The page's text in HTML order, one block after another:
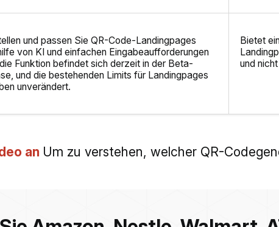
und passen Sie QR-Code-Landingpages
von KI und einfachen Eingabeaufforderungen
Funktion befindet sich derzeit in der Beta-
und die bestehenden Limits für Landingpages
unverändert.
Bietet
und
an Um zu verstehen, welcher QR-